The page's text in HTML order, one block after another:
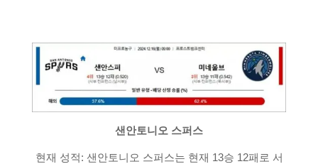
샌안토니오 스퍼스
현재 성적: 샌안토니오 스퍼스는 현재 13승 12패로 서